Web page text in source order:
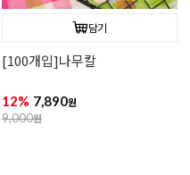
담기
[100개입]나무칼
12% 7,890원
9,000원